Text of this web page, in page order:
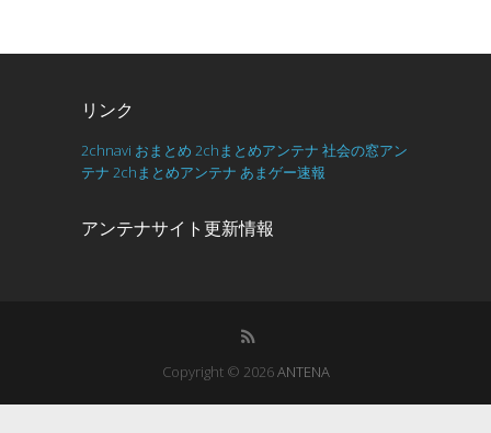
リンク
2chnavi おまとめ 2chまとめアンテナ 社会の窓アン
テナ 2chまとめアンテナ あまゲー速報
アンテナサイト更新情報
Copyright © 2026ANTENA